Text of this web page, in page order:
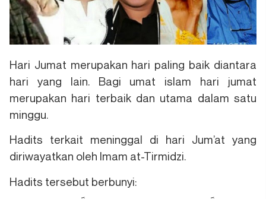
Hari Jumat merupakan hari paling baik diantara
hari yang lain. Bagi umat islam hari jumat
merupakan hari terbaik dan utama dalam satu
minggu.
Hadits terkait meninggal di hari Jum’at yang
diriwayatkan oleh Imam at-Tirmidzi.
Hadits tersebut berbunyi: